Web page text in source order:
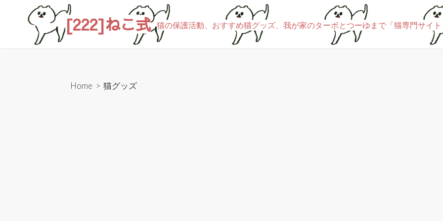
[222]ねこ式 猫の保護活動、おすすめ猫グッズ、我が家のターボとつーゆまで「猫専門サイト
Home > 猫グッズ